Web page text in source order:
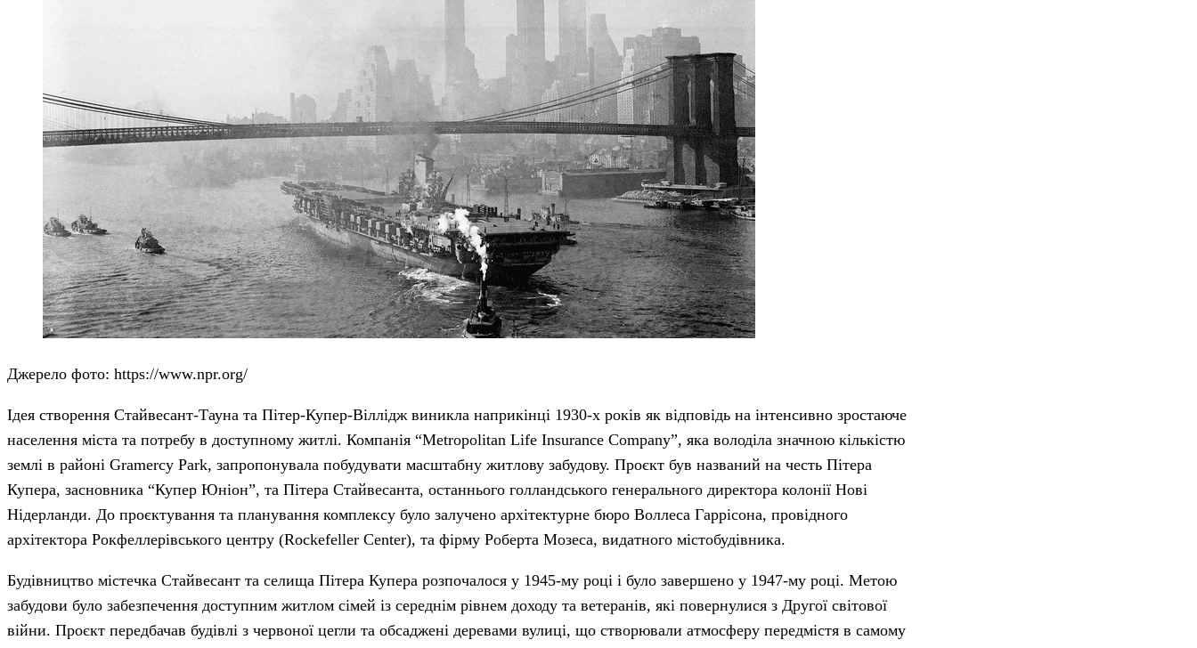
Джерело фото: https://www.npr.org/
Ідея створення Стайвесант-Тауна та Пітер-Купер-Віллідж виникла наприкінці 1930-х років як відповідь на інтенсивно зростаюче
населення міста та потребу в доступному житлі. Компанія “Metropolitan Life Insurance Company”, яка володіла значною кількістю
землі в районі Gramercy Park, запропонувала побудувати масштабну житлову забудову. Проєкт був названий на честь Пітера
Купера, засновника “Купер Юніон”, та Пітера Стайвесанта, останнього голландського генерального директора колонії Нові
Нідерланди. До проєктування та планування комплексу було залучено архітектурне бюро Воллеса Гаррісона, провідного
архітектора Рокфеллерівського центру (Rockefeller Center), та фірму Роберта Мозеса, видатного містобудівника.
Будівництво містечка Стайвесант та селища Пітера Купера розпочалося у 1945-му році і було завершено у 1947-му році. Метою
забудови було забезпечення доступним житлом сімей із середнім рівнем доходу та ветеранів, які повернулися з Другої світової
війни. Проєкт передбачав будівлі з червоної цегли та обсаджені деревами вулиці, що створювали атмосферу передмістя в самому